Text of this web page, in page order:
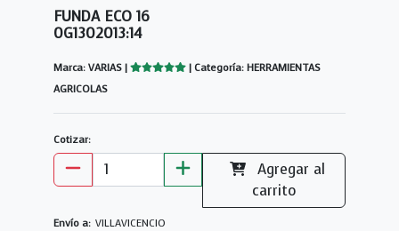
FUNDA ECO 16
0G1302013:14
Marca: VARIAS |
| Categoría: HERRAMIENTAS
AGRICOLAS
Cotizar:
Agregar al
carrito
Envío a: VILLAVICENCIO